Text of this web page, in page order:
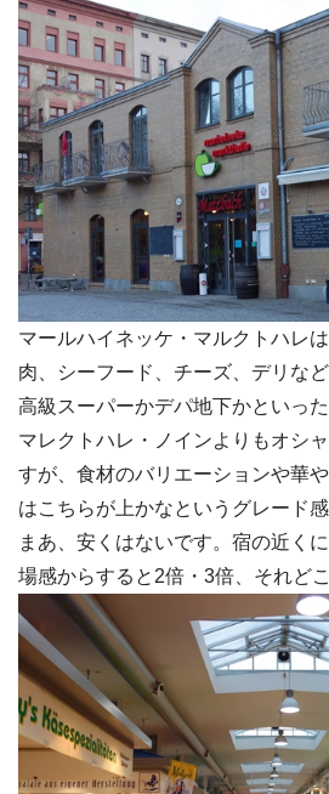
マールハイネッケ・マルクトハレ
肉、シーフード、チーズ、デリな
高級スーパーかデパ地下かといった
マレクトハレ・ノインよりもオシ
すが、食材のバリエーションや華
はこちらが上かなというグレード感
まあ、安くはないです。宿の近く
場感からすると2倍・3倍、それど